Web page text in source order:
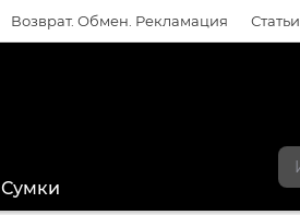
Возврат. Обмен. Рекламация Статьи
Сумки